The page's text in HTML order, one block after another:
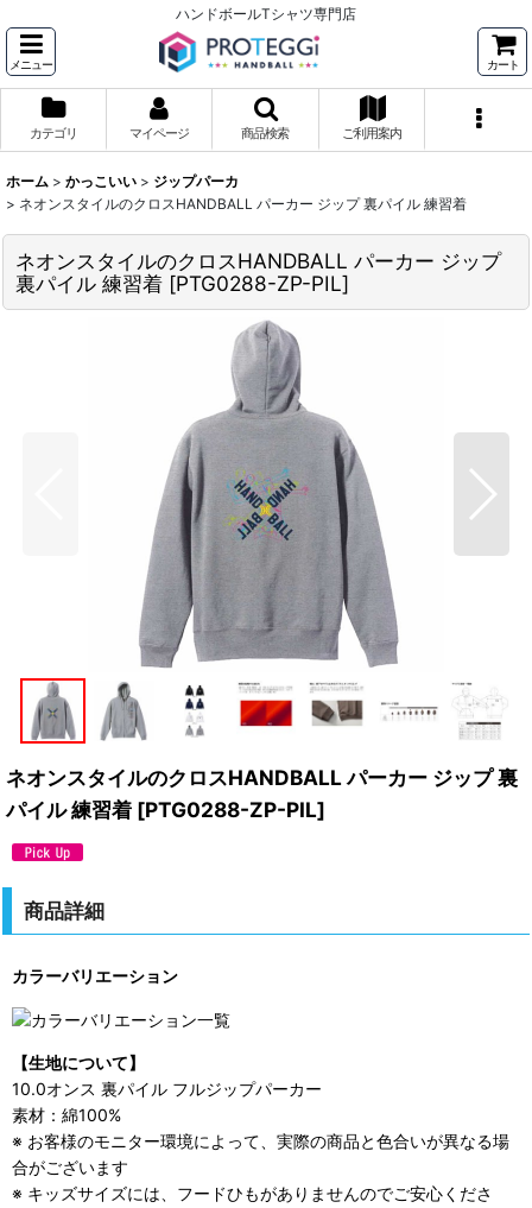
ハンドボールTシャツ専門店
メニュー カート
カテゴリ マイページ 商品検索 ご利用案内
ホーム > かっこいい > ジップパーカ
> ネオンスタイルのクロスHANDBALL パーカー ジップ 裏パイル 練習着
ネオンスタイルのクロスHANDBALL パーカー ジップ
裏パイル 練習着 [PTG0288-ZP-PIL]
ネオンスタイルのクロスHANDBALL パーカー ジップ 裏
パイル 練習着 [PTG0288-ZP-PIL]
商品詳細
カラーバリエーション
【生地について】
10.0オンス 裏パイル フルジップパーカー
素材：綿100%
※ お客様のモニター環境によって、実際の商品と色合いが異なる場
合がございます
※ キッズサイズには、フードひもがありませんのでご安心くださ